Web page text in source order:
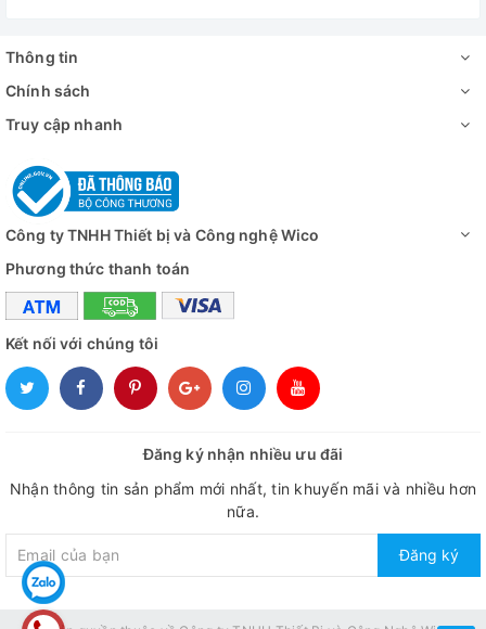
Thông tin
Chính sách
Truy cập nhanh
Công ty TNHH Thiết bị và Công nghệ Wico
Phương thức thanh toán
Kết nối với chúng tôi
Đăng ký nhận nhiều ưu đãi
Nhận thông tin sản phẩm mới nhất, tin khuyến mãi và nhiều hơn
nữa.
Đăng ký